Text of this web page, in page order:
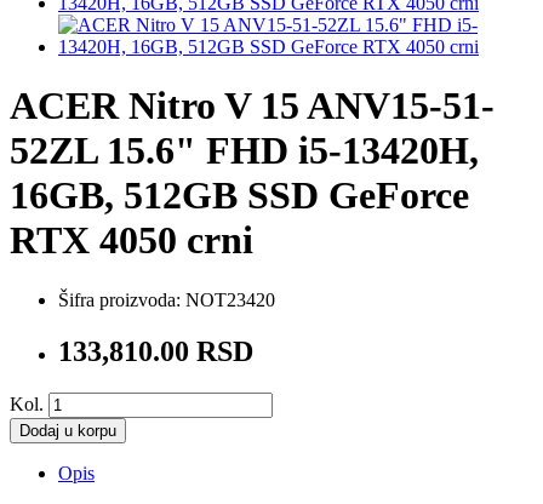
ACER Nitro V 15 ANV15-51-
52ZL 15.6" FHD i5-13420H,
16GB, 512GB SSD GeForce
RTX 4050 crni
Šifra proizvoda: NOT23420
133,810.00 RSD
Kol.
Dodaj u korpu
Opis